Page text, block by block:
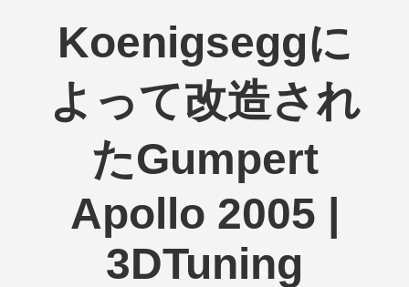
Koenigseggに
よって改造され
たGumpert
Apollo 2005 |
3DTuning